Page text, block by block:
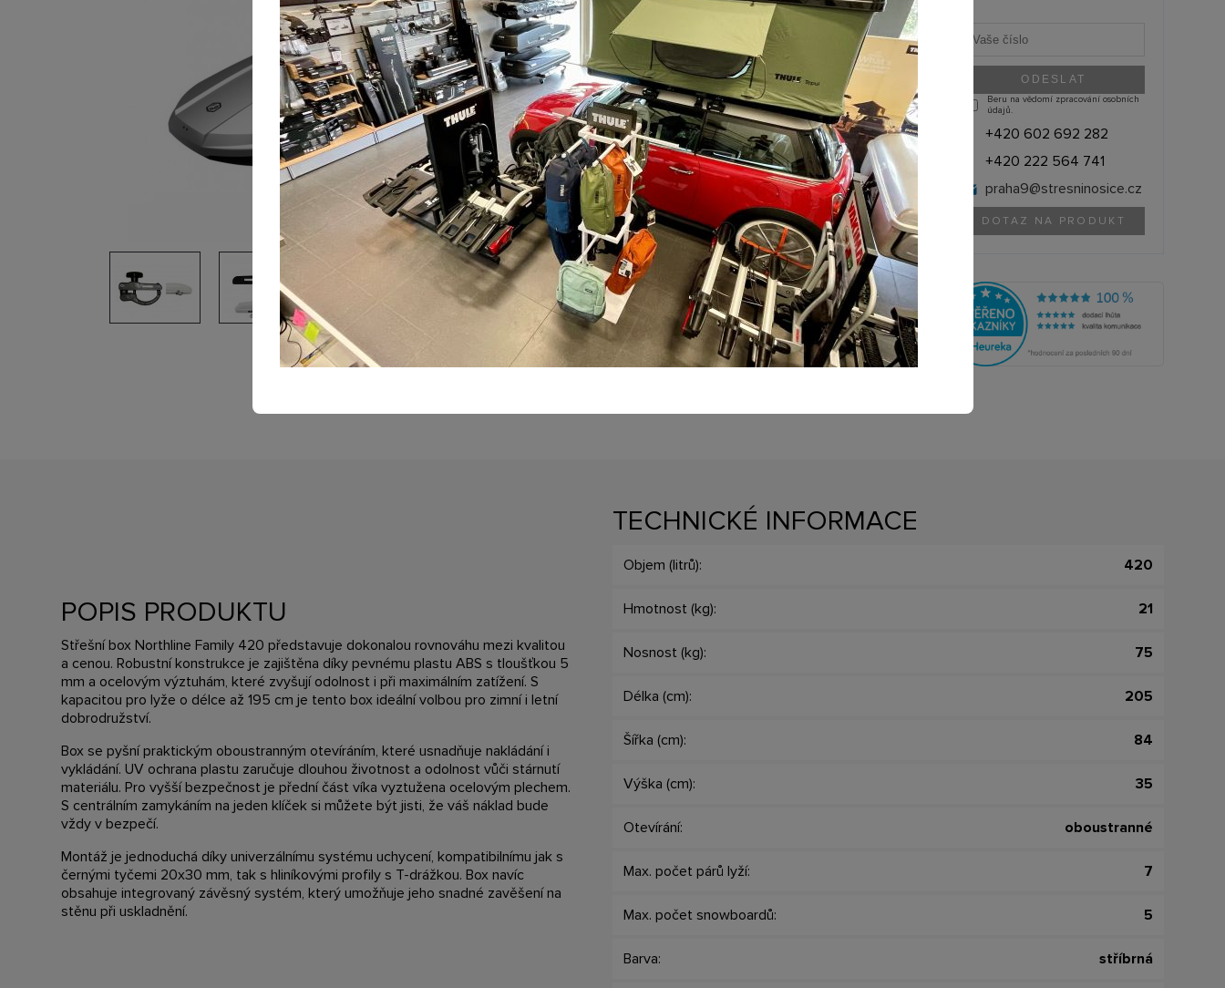
Je nám líto, ale prodej produktu již skončil.
Prohlédněte podobné prodávané produkty
v kategorii:
Nabízíme vám tyto náhrady:
BOXNOR2105CCR
Beru na vědomí zpracování osobních
údajů.
+420 602 692 282
+420 222 564 741
praha9@stresninosice.cz
DOTAZ NA PRODUKT
Výrobce: NORTHLINE (ČR)
Kód produktu: NPB2124CCR
POPIS PRODUKTU
Střešní box Northline Family 420 představuje dokonalou rovnováhu mezi kvalitou
a cenou. Robustní konstrukce je zajištěna díky pevnému plastu ABS s tloušťkou 5
mm a ocelovým výztuhám, které zvyšují odolnost i při maximálním zatížení. S
kapacitou pro lyže o délce až 195 cm je tento box ideální volbou pro zimní i letní
dobrodružství.
Box se pyšní praktickým oboustranným otevíráním, které usnadňuje nakládání i
vykládání. UV ochrana plastu zaručuje dlouhou životnost a odolnost vůči stárnutí
materiálu. Pro vyšší bezpečnost je přední část víka vyztužena ocelovým plechem.
S centrálním zamykáním na jeden klíček si můžete být jisti, že váš náklad bude
vždy v bezpečí.
Montáž je jednoduchá díky univerzálnímu systému uchycení, kompatibilnímu jak s
černými tyčemi 20x30 mm, tak s hliníkovými profily s T-drážkou. Box navíc
obsahuje integrovaný závěsný systém, který umožňuje jeho snadné zavěšení na
stěnu při uskladnění.
TECHNICKÉ INFORMACE
Objem (litrů): 420
Hmotnost (kg): 21
Nosnost (kg): 75
Délka (cm): 205
Šířka (cm): 84
Výška (cm): 35
Otevírání: oboustranné
Max. počet párů lyží: 7
Max. počet snowboardů: 5
Barva: stříbrná